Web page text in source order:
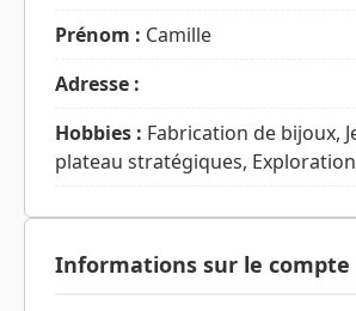
Prénom : Camille
Adresse :
Hobbies : Fabrication de bijoux,
plateau stratégiques,
Informations sur le compte